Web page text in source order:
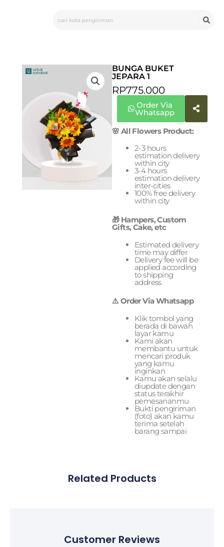
BUNGA BUKET
JEPARA 1
RP775.000
Order Via
Whatsapp
🌸 All Flowers Product:
2-3 hours
estimation delivery
within city
3-4 hours
estimation delivery
inter-cities
100% free delivery
within city
🎁 Hampers, Custom
Gifts, Cake, etc
Estimated delivery
time may differ
Delivery fee will be
applied according
to shipping
address
⚠️ Order Via Whatsapp
Klik tombol yang
berada di bawah
layar kamu
Kami akan
membantu untuk
mencari produk
yang kamu
inginkan
Kamu akan selalu
diupdate dengan
status terakhir
pemesananmu
Bukti pengiriman
(foto) akan kamu
terima setelah
barang sampai
Related Products
Customer Reviews